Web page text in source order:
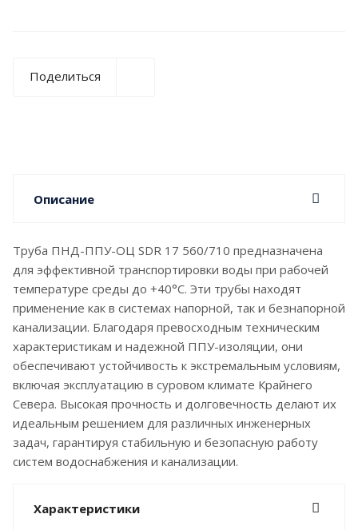
Поделиться
Описание
Труба ПНД-ППУ-ОЦ SDR 17 560/710 предназначена
для эффективной транспортировки воды при рабочей
температуре среды до +40°С. Эти трубы находят
применение как в системах напорной, так и безнапорной
канализации. Благодаря превосходным техническим
характеристикам и надежной ППУ-изоляции, они
обеспечивают устойчивость к экстремальным условиям,
включая эксплуатацию в суровом климате Крайнего
Севера. Высокая прочность и долговечность делают их
идеальным решением для различных инженерных
задач, гарантируя стабильную и безопасную работу
систем водоснабжения и канализации.
Характеристики